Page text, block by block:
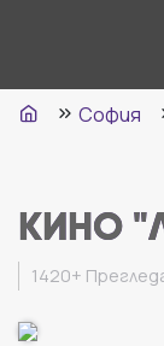
София
КИНО
1420+